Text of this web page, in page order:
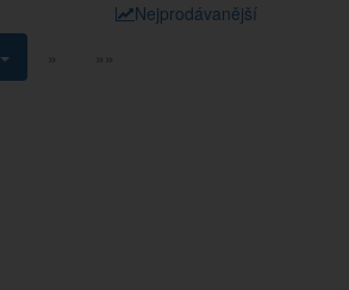
Nejprodávanější
» »»